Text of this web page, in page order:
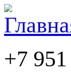
+7